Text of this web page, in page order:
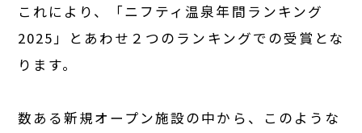
これにより、「ニフティ温泉年間ランキング
2025」とあわせ２つのランキングでの受賞とな
ります。
数ある新規オープン施設の中から、このような